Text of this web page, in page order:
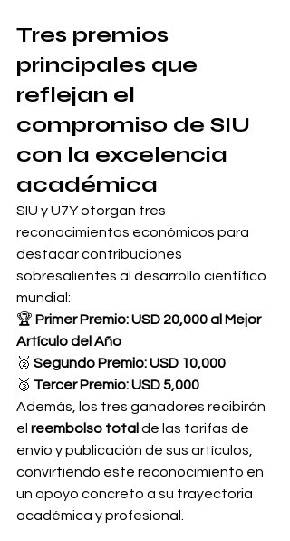
Tres premios
principales que
reflejan el
compromiso de SIU
con la excelencia
académica
SIU y U7Y otorgan tres
reconocimientos económicos para
destacar contribuciones
sobresalientes al desarrollo científico
mundial:
🏆 Primer Premio: USD 20,000 al Mejor
Artículo del Año
🥈 Segundo Premio: USD 10,000
🥉 Tercer Premio: USD 5,000
Además, los tres ganadores recibirán
el reembolso total de las tarifas de
envío y publicación de sus artículos,
convirtiendo este reconocimiento en
un apoyo concreto a su trayectoria
académica y profesional.